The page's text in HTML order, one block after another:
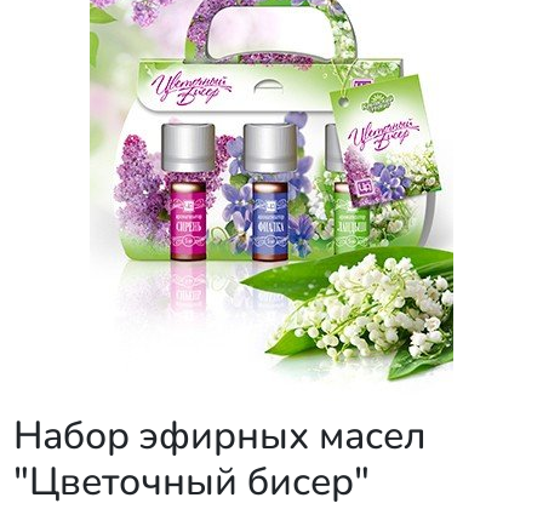
Набор эфирных масел
"Цветочный бисер"